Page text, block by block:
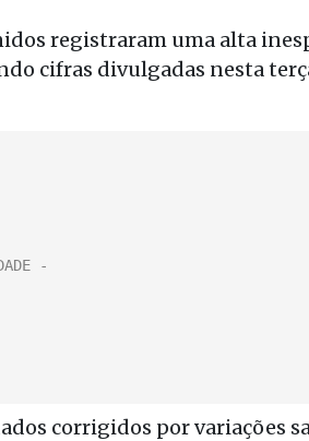
registraram uma alta
cifras divulgadas nesta
corrigidos por variações